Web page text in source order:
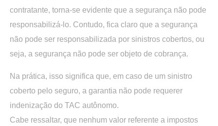
contratante, torna-se evidente que a segurança não pode
responsabilizá-lo. Contudo, fica claro que a segurança
não pode ser responsabilizada por sinistros cobertos, ou
seja, a segurança não pode ser objeto de cobrança.
Na prática, isso significa que, em caso de um sinistro
coberto pelo seguro, a garantia não pode requerer
indenização do TAC autônomo.
Cabe ressaltar, que nenhum valor referente a impostos